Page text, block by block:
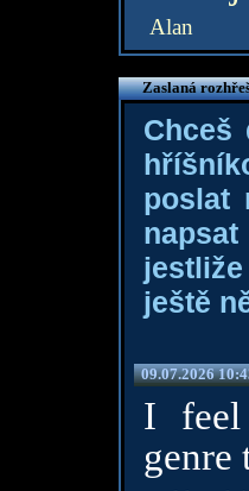
Alan
Zaslaná
Chceš
poslat
ještě
09.07.2026
I
genre